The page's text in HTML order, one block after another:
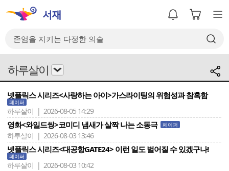
하루살이
넷플릭스 시리즈<사랑하는 아이>가스라이팅의 위험성과 참혹함
페이퍼
하루살이 | 2026-08-05 14:29
영화<와일드씽>코미디 냄새가 살짝 나는 소동극 페이퍼
하루살이 | 2026-08-03 13:46
넷플릭스 시리즈<대공항GATE24> 이런 일도 벌어질 수 있겠구나!
페이퍼
하루살이 | 2026-08-03 10:42